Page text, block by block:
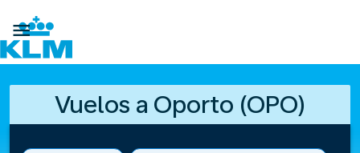

Vuelos a Oporto (OPO)